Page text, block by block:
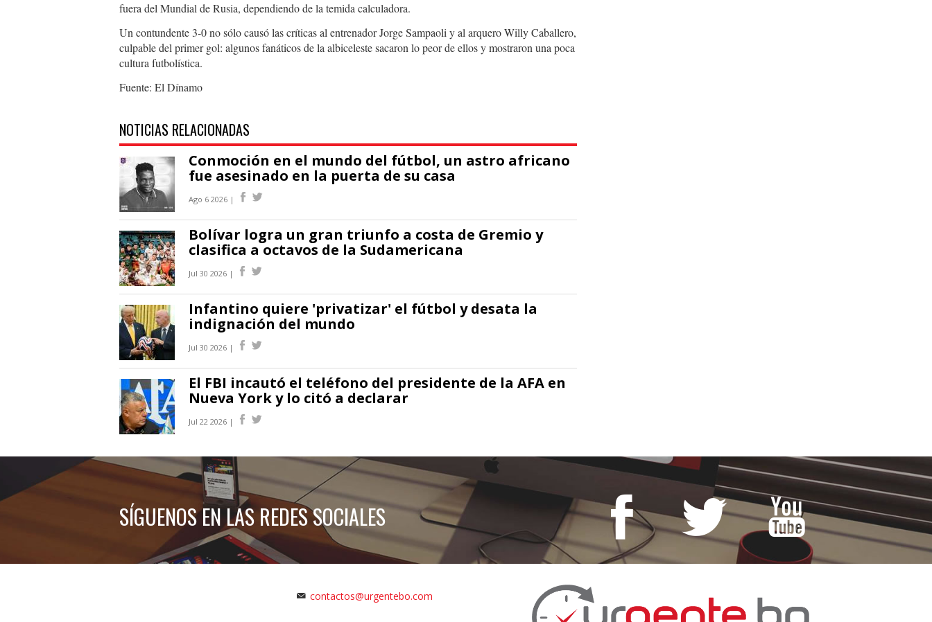
fuera del Mundial de Rusia, dependiendo de la temida calculadora.
Un contundente 3-0 no sólo causó las críticas al entrenador Jorge Sampaoli y al arquero Willy Caballero,
culpable del primer gol: algunos fanáticos de la albiceleste sacaron lo peor de ellos y mostraron una poca
cultura futbolística.
Fuente: El Dínamo
NOTICIAS RELACIONADAS
Conmoción en el mundo del fútbol, un astro africano
fue asesinado en la puerta de su casa
Ago 6 2026 |
Bolívar logra un gran triunfo a costa de Gremio y
clasifica a octavos de la Sudamericana
Jul 30 2026 |
Infantino quiere 'privatizar' el fútbol y desata la
indignación del mundo
Jul 30 2026 |
El FBI incautó el teléfono del presidente de la AFA en
Nueva York y lo citó a declarar
Jul 22 2026 |
SÍGUENOS EN LAS REDES SOCIALES
contactos@urgentebo.com